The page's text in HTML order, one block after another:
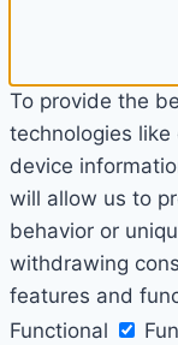
To provide the
technologies
device
will allow us to
behavior or
withdrawing
features and
Functional